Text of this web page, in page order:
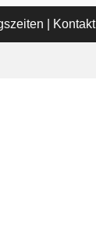
| Kontakt